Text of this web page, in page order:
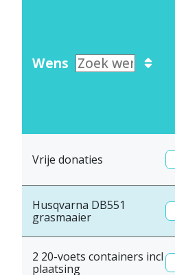
Wens
Vrije donaties
Husqvarna DB551
grasmaaier
2 20-voets containers incl
plaatsing